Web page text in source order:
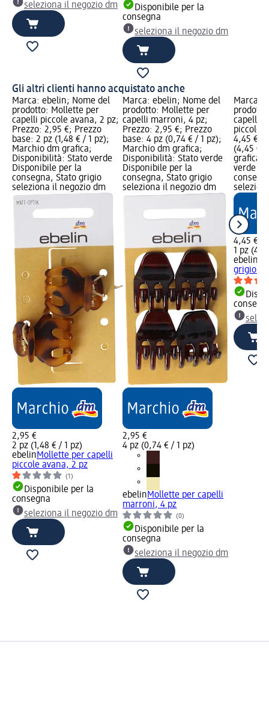
seleziona il negozio dm
Disponibile per la
consegna
seleziona il negozio dm
Gli altri clienti hanno acquistato anche
Marca: ebelin; Nome del
prodotto: Mollette per
capelli piccole avana, 2 pz;
Prezzo: 2,95 €; Prezzo
base: 2 pz (1,48 € / 1 pz);
Marchio dm grafica;
Disponibilità: Stato verde
Disponibile per la
consegna, Stato grigio
seleziona il negozio dm
2,95 €
2 pz (1,48 € / 1 pz)
ebelinMollette per capelli
piccole avana, 2 pz
(1)
Disponibile per la
consegna
seleziona il negozio dm
Marca: ebelin; Nome del
prodotto: Mollette per
capelli marroni, 4 pz;
Prezzo: 2,95 €; Prezzo
base: 4 pz (0,74 € / 1 pz);
Marchio dm grafica;
Disponibilità: Stato verde
Disponibile per la
consegna, Stato grigio
seleziona il negozio dm
2,95 €
4 pz (0,74 € / 1 pz)
ebelinMollette per capelli
marroni, 4 pz
(0)
Disponibile per la
consegna
seleziona il negozio dm
Marca:
capelli
piccolo,
4,45 €;
(4,45 € /
grafica;
verde
4,45 €
1 pz
ebelin
grigio a